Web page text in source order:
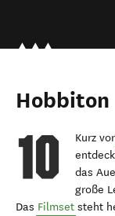
Hobbiton
Kurz vor
das
große
Das Filmset steht